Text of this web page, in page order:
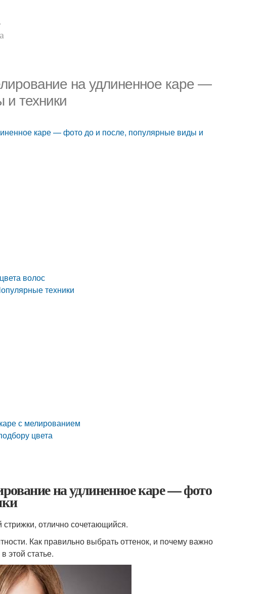
на удлиненное каре —
техники
каре — фото до и после, популярные виды и
волос
техники
с мелированием
цвета
на удлиненное каре — фото
отлично сочетающийся.
Как правильно выбрать оттенок, и почему важно
этой статье.